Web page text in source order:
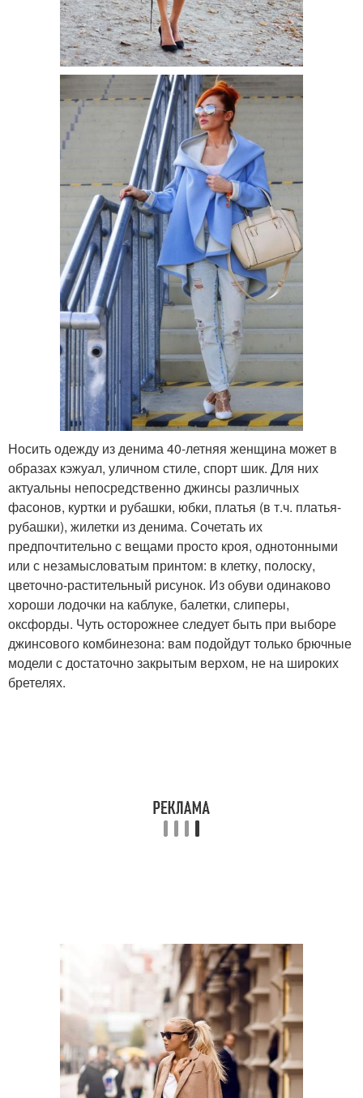
Носить одежду из денима 40-летняя женщина может в
образах кэжуал, уличном стиле, спорт шик. Для них
актуальны непосредственно джинсы различных
фасонов, куртки и рубашки, юбки, платья (в т.ч. платья-
рубашки), жилетки из денима. Сочетать их
предпочтительно с вещами просто кроя, однотонными
или с незамысловатым принтом: в клетку, полоску,
цветочно-растительный рисунок. Из обуви одинаково
хороши лодочки на каблуке, балетки, слиперы,
оксфорды. Чуть осторожнее следует быть при выборе
джинсового комбинезона: вам подойдут только брючные
модели с достаточно закрытым верхом, не на широких
бретелях.